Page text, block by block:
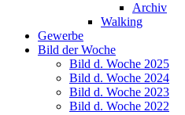
Archiv
Walking
Gewerbe
Bild der Woche
Bild d. Woche 2025
Bild d. Woche 2024
Bild d. Woche 2023
Bild d. Woche 2022